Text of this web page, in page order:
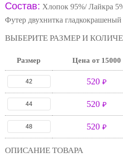
Состав: Хлопок 95%/ Лайкра
Футер двухнитка
ВЫБЕРИТЕ РАЗМЕР И
Размер Цена от 15000
42 520 ₽
44 520 ₽
48 520 ₽
ОПИСАНИЕ ТОВАРА